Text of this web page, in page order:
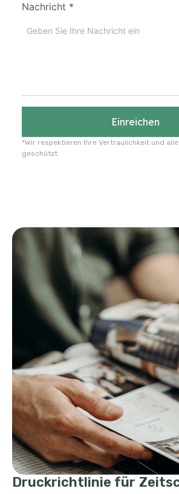
Nachricht *
Einreichen
*Wir respektieren Ihre Vertraulichkeit und
geschützt.
Druckrichtlinie für